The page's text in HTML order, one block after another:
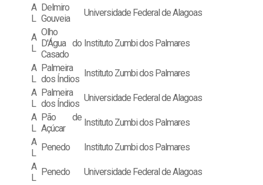
A
L
Delmiro
Gouveia
Universidade Federal de Alagoas
A
L
Olho
D'Água do
Casado
Instituto Zumbi dos Palmares
A
L
Palmeira
dos Índios
Instituto Zumbi dos Palmares
A
L
Palmeira
dos Índios
Universidade Federal de Alagoas
A
L
Pão de
Açúcar
Instituto Zumbi dos Palmares
A
L
Penedo
Instituto Zumbi dos Palmares
A
L
Penedo
Universidade Federal de Alagoas